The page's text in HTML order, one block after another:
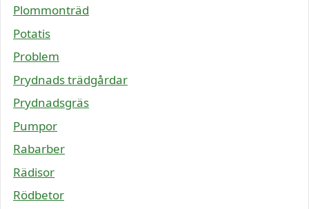
Plommonträd
Potatis
Problem
Prydnads trädgårdar
Prydnadsgräs
Pumpor
Rabarber
Rädisor
Rödbetor